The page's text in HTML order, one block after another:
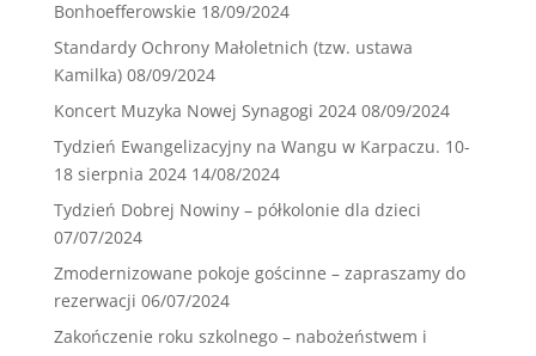
Bonhoefferowskie 18/09/2024
Standardy Ochrony Małoletnich (tzw. ustawa
Kamilka) 08/09/2024
Koncert Muzyka Nowej Synagogi 2024 08/09/2024
Tydzień Ewangelizacyjny na Wangu w Karpaczu. 10-
18 sierpnia 2024 14/08/2024
Tydzień Dobrej Nowiny – półkolonie dla dzieci
07/07/2024
Zmodernizowane pokoje gościnne – zapraszamy do
rezerwacji 06/07/2024
Zakończenie roku szkolnego – nabożeństwem i